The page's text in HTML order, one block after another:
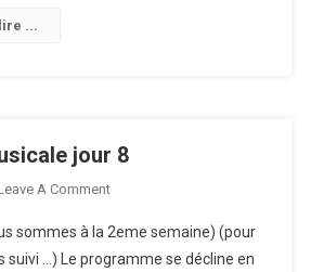
...
jour 8
A CommentOn
Musicale
Jour
sommes à la 2eme semaine) (pour
suivi …) Le programme se décline en